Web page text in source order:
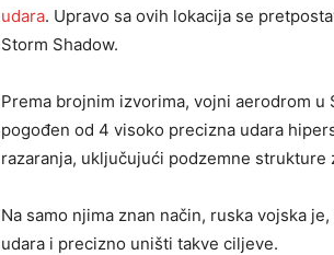
udara. Upravo sa ovih lokacija se
Storm Shadow.
Prema brojnim izvorima, vojni aerodrom
pogođen od 4 visoko precizna udara
razaranja, uključujući podzemne
Na samo njima znan način, ruska vojska
udara i precizno uništi takve ciljeve.